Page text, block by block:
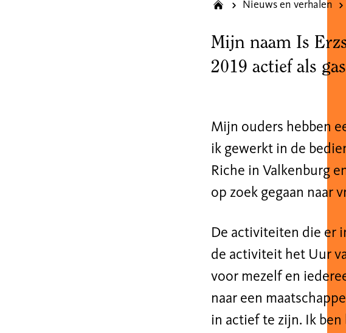
Nieuws en verhalen
Mijn naam Is
2019 actief als
Mijn ouders hebben
ik gewerkt in de
Riche in Valkenburg
op zoek gegaan naar
De activiteiten die er
de activiteit het Uur
voor mezelf en
naar een
in actief te zijn. Ik